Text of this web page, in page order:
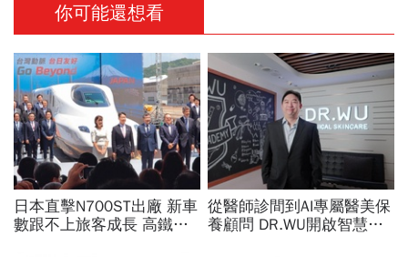
你可能還想看
日本直擊N700ST出廠 新車
數跟不上旅客成長 高鐵遇3
從醫師診間到AI專屬醫美保
養顧問 DR.WU開啟智慧養